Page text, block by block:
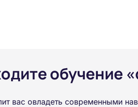
обучение
вас овладеть современными